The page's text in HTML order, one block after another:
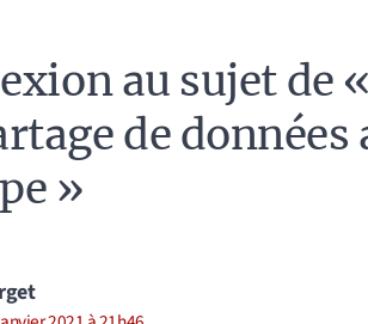
au sujet de
de données
»